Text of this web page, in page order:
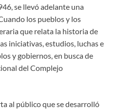
se llevó adelante una
los pueblos y los
que relata la historia de
iniciativas, estudios, luchas e
y gobiernos, en busca de
del Complejo
al público que se desarrolló